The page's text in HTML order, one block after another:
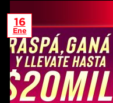
16
Ene